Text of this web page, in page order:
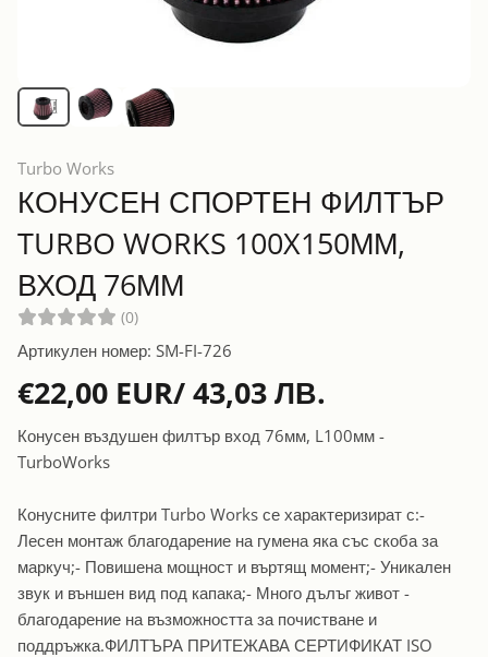
Turbo Works
КОНУСЕН СПОРТЕН ФИЛТЪР
TURBO WORKS 100X150ММ,
ВХОД 76ММ
(0)
Артикулен номер: SM-FI-726
€22,00 EUR/ 43,03 ЛВ.
Конусен въздушен филтър вход 76мм, L100мм -
TurboWorks
Конусните филтри Turbo Works се характеризират с:-
Лесен монтаж благодарение на гумена яка със скоба за
маркуч;- Повишена мощност и въртящ момент;- Уникален
звук и външен вид под капака;- Много дълъг живот -
благодарение на възможността за почистване и
поддръжка.ФИЛТЪРА ПРИТЕЖАВА СЕРТИФИКАТ ISO